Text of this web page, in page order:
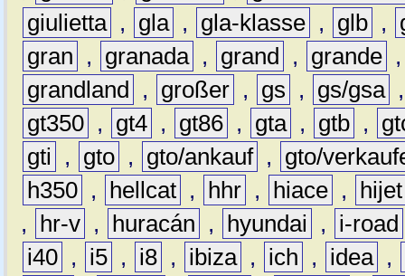
giulietta , gla , gla-klasse , glb ,
gran
, granada , grand , grande
grandland
, großer , gs , gs/gsa
gt350 , gt4 , gt86 , gta , gtb ,
gti
, gto , gto/ankauf ,
gto/
h350 , hellcat , hhr , hiace ,
hijet
,
hr-v , huracán , hyundai ,
i-road
i40 , i5 , i8 , ibiza , ich , idea ,